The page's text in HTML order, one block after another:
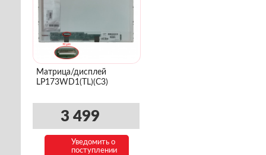
Матрица/дисплей
LP173WD1(TL)(C3)
3 499
Уведомить о
поступлении